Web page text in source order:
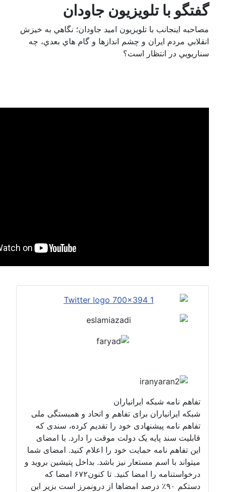
تلویزیون جاودان
با تلويزيون اميد جاودان؛ نگاهي به خيزش
و چشم اندازها و گام هاي بعدي، چه
است؟
ایرانیاران
برای تفاهم و اتحاد و همبستگی ملی
خود را تقدیم کرده، سندی که
یک دولت موقت را دارد. با امضای
حمایت خود را اعلام کنید. امضای شما
مستعار نیز باشد. بداخل پتیشین بروید و
درخواستنامه را امضا کنید. تا کنون۶۷۲ امضا که
۹۰٪ درصد امضاها از درونمرز است بزیر این